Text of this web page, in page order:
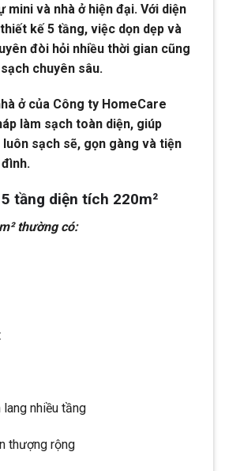
mini và nhà ở hiện đại. Với diện
kế 5 tầng, việc dọn dẹp và
đòi hỏi nhiều thời gian cũng
chuyên sâu.
ở của Công ty HomeCare
làm sạch toàn diện, giúp
sạch sẽ, gọn gàng và tiện
tầng diện tích 220m²
thường có:
lang nhiều tầng
thượng rộng